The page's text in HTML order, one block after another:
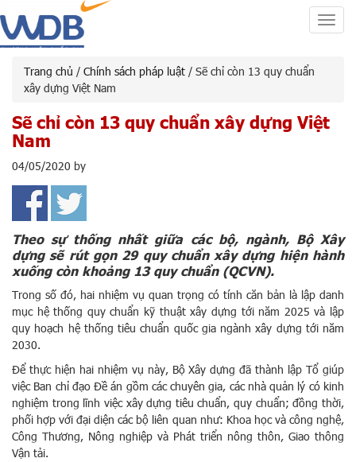
Trang chủ / Chính sách pháp luật / Sẽ chỉ còn 13 quy chuẩn
xây dựng Việt Nam
Sẽ chỉ còn 13 quy chuẩn xây dựng Việt
Nam
04/05/2020 by
Theo sự thống nhất giữa các bộ, ngành, Bộ Xây
dựng sẽ rút gọn 29 quy chuẩn xây dựng hiện hành
xuống còn khoảng 13 quy chuẩn (QCVN).
Trong số đó, hai nhiệm vụ quan trọng có tính căn bản là lập danh
mục hệ thống quy chuẩn kỹ thuật xây dựng tới năm 2025 và lập
quy hoạch hệ thống tiêu chuẩn quốc gia ngành xây dựng tới năm
2030.
Để thực hiện hai nhiệm vụ này, Bộ Xây dựng đã thành lập Tổ giúp
việc Ban chỉ đạo Đề án gồm các chuyên gia, các nhà quản lý có kinh
nghiệm trong lĩnh việc xây dựng tiêu chuẩn, quy chuẩn; đồng thời,
phối hợp với đại diện các bộ liên quan như: Khoa học và công nghệ,
Công Thương, Nông nghiệp và Phát triển nông thôn, Giao thông
Vận tải.